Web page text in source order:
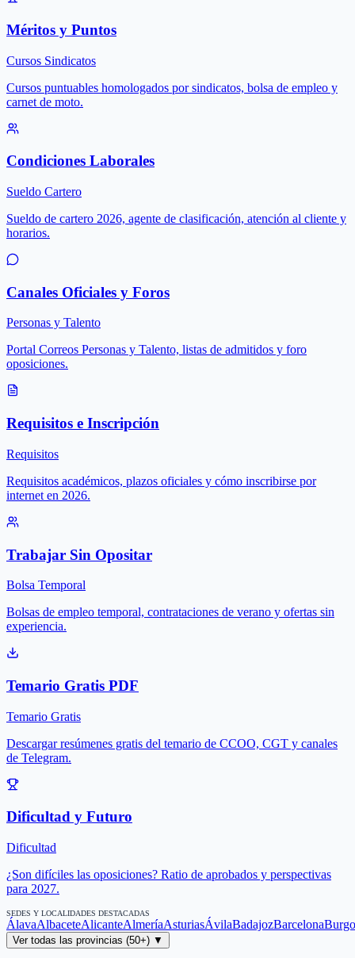
Méritos y Puntos
Cursos Sindicatos
Cursos puntuables homologados por sindicatos, bolsa de empleo y
carnet de moto.
Condiciones Laborales
Sueldo Cartero
Sueldo de cartero 2026, agente de clasificación, atención al cliente y
horarios.
Canales Oficiales y Foros
Personas y Talento
Portal Correos Personas y Talento, listas de admitidos y foro
oposiciones.
Requisitos e Inscripción
Requisitos
Requisitos académicos, plazos oficiales y cómo inscribirse por
internet en 2026.
Trabajar Sin Opositar
Bolsa Temporal
Bolsas de empleo temporal, contrataciones de verano y ofertas sin
experiencia.
Temario Gratis PDF
Temario Gratis
Descargar resúmenes gratis del temario de CCOO, CGT y canales
de Telegram.
Dificultad y Futuro
Dificultad
¿Son difíciles las oposiciones? Ratio de aprobados y perspectivas
para 2027.
SEDES Y LOCALIDADES DESTACADAS
ÁlavaAlbaceteAlicanteAlmeríaAsturiasÁvilaBadajozBarcelona
Ver todas las provincias (50+) ▼